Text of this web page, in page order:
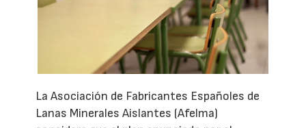
La Asociación de Fabricantes Españoles de
Lanas Minerales Aislantes (Afelma)